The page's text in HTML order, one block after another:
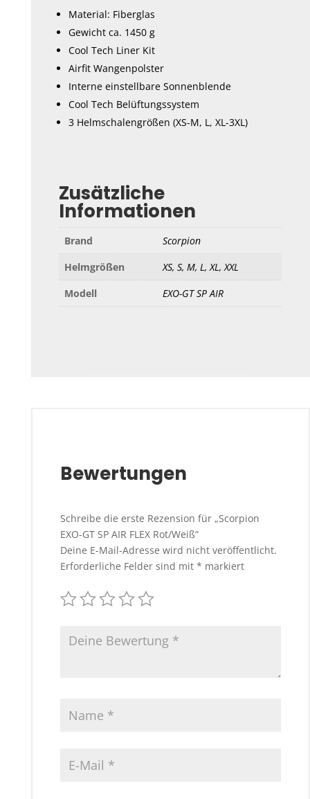
Material: Fiberglas
Gewicht ca. 1450 g
Cool Tech Liner Kit
Airfit Wangenpolster
Interne einstellbare Sonnenblende
Cool Tech Belüftungssystem
3 Helmschalengrößen (XS-M, L, XL-3XL)
Zusätzliche
Informationen
Brand
Scorpion
Helmgrößen
XS, S, M, L, XL, XXL
Modell
EXO-GT SP AIR
Bewertungen
Schreibe die erste Rezension für „Scorpion
EXO-GT SP AIR FLEX Rot/Weiß“
Deine E-Mail-Adresse wird nicht veröffentlicht.
Erforderliche Felder sind mit * markiert